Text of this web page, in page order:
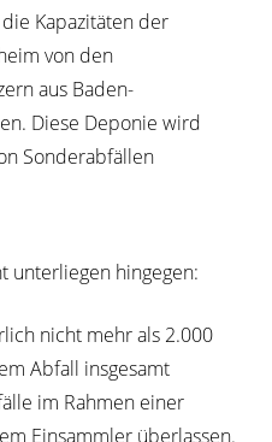
Kapazitäten der
von den
aus Baden-
Diese Deponie wird
Sonderabfällen
unterliegen hingegen:
nicht mehr als 2.000
Abfall insgesamt
im Rahmen einer
Einsammler überlassen.